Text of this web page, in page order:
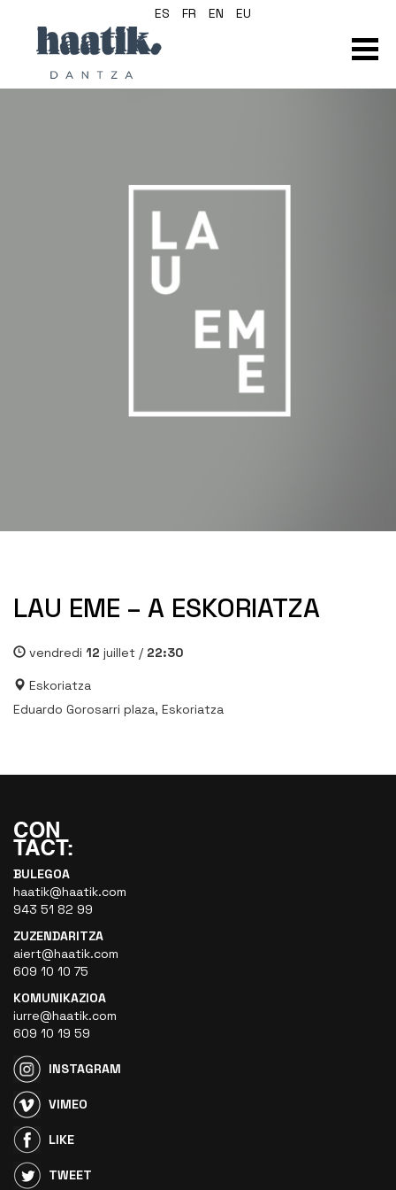
ES FR EN EU
LAU EME – A ESKORIATZA
vendredi 12 juillet / 22:30
Eskoriatza
Eduardo Gorosarri plaza, Eskoriatza
BULEGOA
haatik@haatik.com
943 51 82 99
ZUZENDARITZA
aiert@haatik.com
609 10 10 75
KOMUNIKAZIOA
iurre@haatik.com
609 10 19 59
INSTAGRAM
VIMEO
LIKE
TWEET